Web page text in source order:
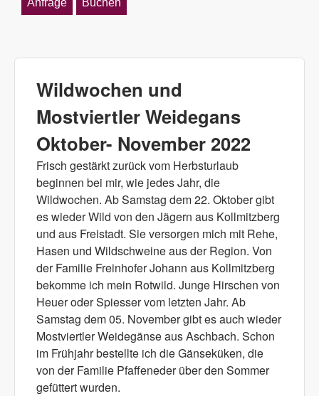
Wildwochen und
Mostviertler Weidegans
Oktober- November 2022
Frisch gestärkt zurück vom Herbsturlaub
beginnen bei mir, wie jedes Jahr, die
Wildwochen. Ab Samstag dem 22. Oktober gibt
es wieder Wild von den Jägern aus Kollmitzberg
und aus Freistadt. Sie versorgen mich mit Rehe,
Hasen und Wildschweine aus der Region. Von
der Familie Freinhofer Johann aus Kollmitzberg
bekomme ich mein Rotwild. Junge Hirschen von
Heuer oder Spiesser vom letzten Jahr. Ab
Samstag dem 05. November gibt es auch wieder
Mostviertler Weidegänse aus Aschbach. Schon
im Frühjahr bestellte ich die Gänseküken, die
von der Familie Pfaffeneder über den Sommer
gefüttert wurden.